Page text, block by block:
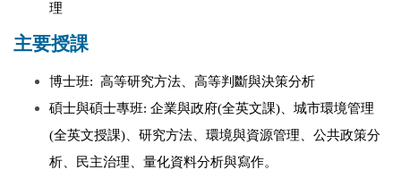
理
主要授課
博士班: 高等研究方法、高等判斷與決策分析
碩士與碩士專班: 企業與政府(全英文課)、城市環境管理
(全英文授課)、研究方法、環境與資源管理、公共政策分
析、民主治理、量化資料分析與寫作。